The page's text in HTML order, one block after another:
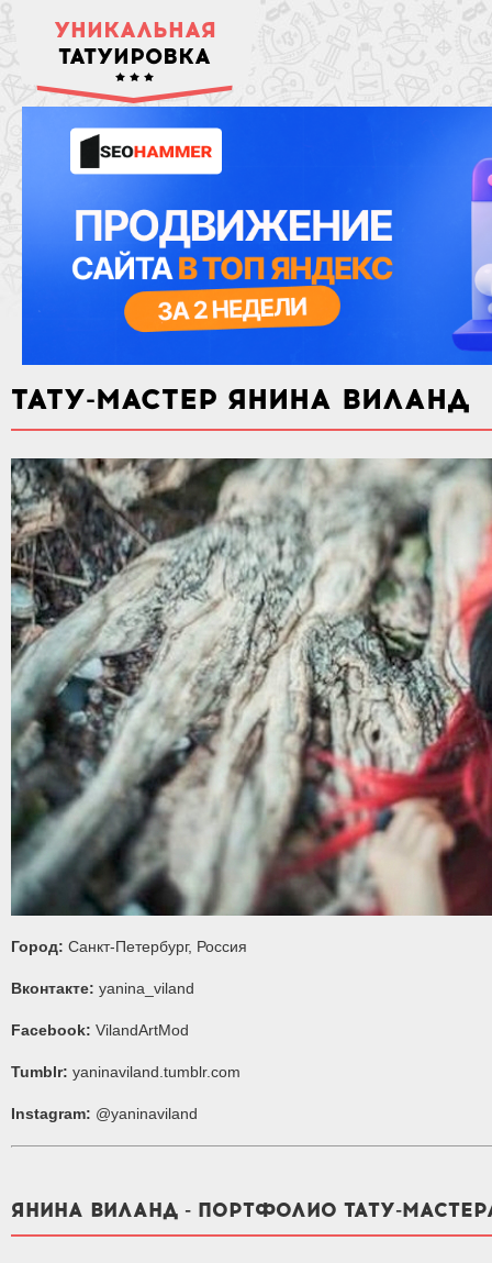
УНИКАЛЬНАЯ
ТАТУИРОВКА
ТАТУ-МАСТЕР ЯНИНА ВИЛАНД
Город: Санкт-Петербург, Россия
Вконтакте: yanina_viland
Facebook: VilandArtMod
Tumblr: yaninaviland.tumblr.com
Instagram: @yaninaviland
ЯНИНА ВИЛАНД - ПОРТФОЛИО ТАТУ-